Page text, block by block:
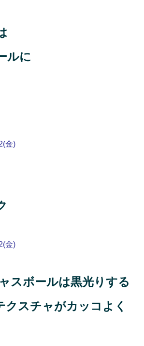
ルに
金)
金)
スボールは黒光りする
クスチャがカッコよく